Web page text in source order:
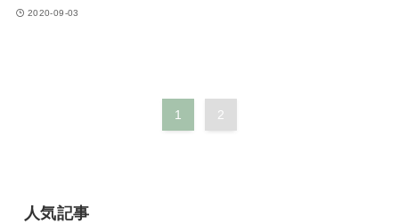
2020-09-03
1 2
人気記事